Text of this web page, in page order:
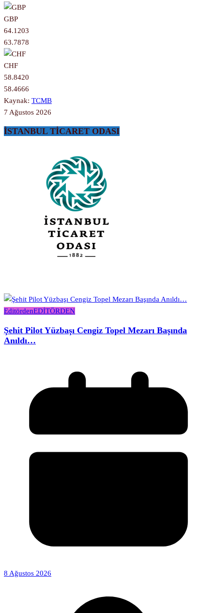
GBP
64.1203
63.7878
CHF
58.8420
58.4666
Kaynak: TCMB
7 Ağustos 2026
İSTANBUL TİCARET ODASI
EditördenEDİTÖRDEN
Şehit Pilot Yüzbaşı Cengiz Topel Mezarı Başında
Anıldı…
8 Ağustos 2026